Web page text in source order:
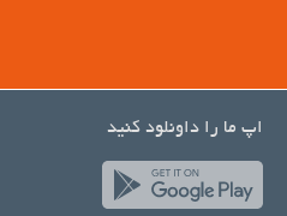
اپ ما را داونلود کنید